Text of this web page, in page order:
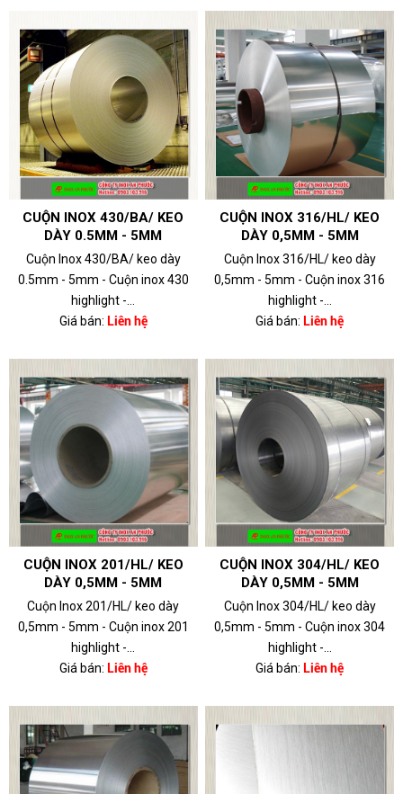
CUỘN INOX 430/BA/ KEO
DÀY 0.5MM - 5MM
Cuộn Inox 430/BA/ keo dày
0.5mm - 5mm - Cuộn inox 430
highlight -...
Giá bán: Liên hệ
CUỘN INOX 316/HL/ KEO
DÀY 0,5MM - 5MM
Cuộn Inox 316/HL/ keo dày
0,5mm - 5mm - Cuộn inox 316
highlight -...
Giá bán: Liên hệ
CUỘN INOX 201/HL/ KEO
DÀY 0,5MM - 5MM
Cuộn Inox 201/HL/ keo dày
0,5mm - 5mm - Cuộn inox 201
highlight -...
Giá bán: Liên hệ
CUỘN INOX 304/HL/ KEO
DÀY 0,5MM - 5MM
Cuộn Inox 304/HL/ keo dày
0,5mm - 5mm - Cuộn inox 304
highlight -...
Giá bán: Liên hệ